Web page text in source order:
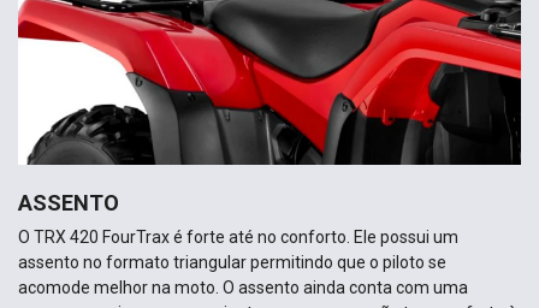
ASSENTO
O TRX 420 FourTrax é forte até no conforto. Ele possui um
assento no formato triangular permitindo que o piloto se
acomode melhor na moto. O assento ainda conta com uma